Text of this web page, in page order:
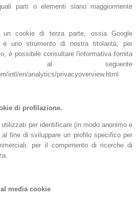
parti o elementi siano maggiormente
cookie di terza parte, ossia Google
è uno strumento di nostra titolarità, per
è possibile consultare l'informativa fornita
al seguente
intl/en/analytics/privacyoverview.html
di profilazione.
per identificare (in modo anonimo e
al fine di sviluppare un profilo specifico per
per il compimento di ricerche di
media cookie